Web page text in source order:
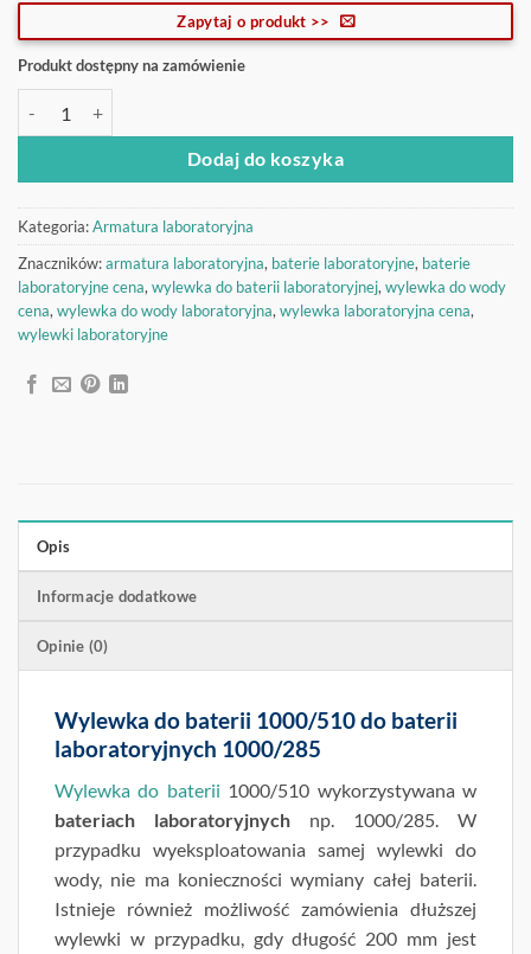
Zapytaj o produkt >>
Produkt dostępny na zamówienie
Dodaj do koszyka
Kategoria:Armatura laboratoryjna
Znaczników:armatura laboratoryjna, baterie laboratoryjne, baterie
laboratoryjne cena,wylewka do baterii laboratoryjnej,wylewka do wody
cena,wylewka do wody laboratoryjna,wylewka laboratoryjna cena,
wylewki laboratoryjne
Opis
Informacje dodatkowe
Opinie (0)
Wylewka do baterii 1000/510 do baterii
laboratoryjnych 1000/285
Wylewka do baterii 1000/510 wykorzystywana w
bateriach laboratoryjnych np. 1000/285. W
przypadku wyeksploatowania samej wylewki do
wody, nie ma konieczności wymiany całej baterii.
Istnieje również możliwość zamówienia dłuższej
wylewki w przypadku, gdy długość 200 mm jest